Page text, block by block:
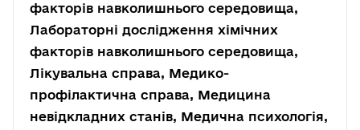
факторів навколишнього середовища,
Лабораторні дослідження хімічних
факторів навколишнього середовища,
Лікувальна справа, Медико-
профілактична справа, Медицина
невідкладних станів, Медична психологія,